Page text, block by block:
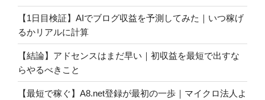
【1日目検証】AIでブログ収益を予測してみた｜いつ稼げ
るかリアルに計算
【結論】アドセンスはまだ早い｜初収益を最短で出すな
らやるべきこと
【最短で稼ぐ】A8.net登録が最初の一歩｜マイクロ法人よ